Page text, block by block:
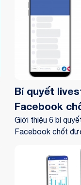
Bí quyết
Facebook
Giới thiệu 6 bí
Facebook chốt